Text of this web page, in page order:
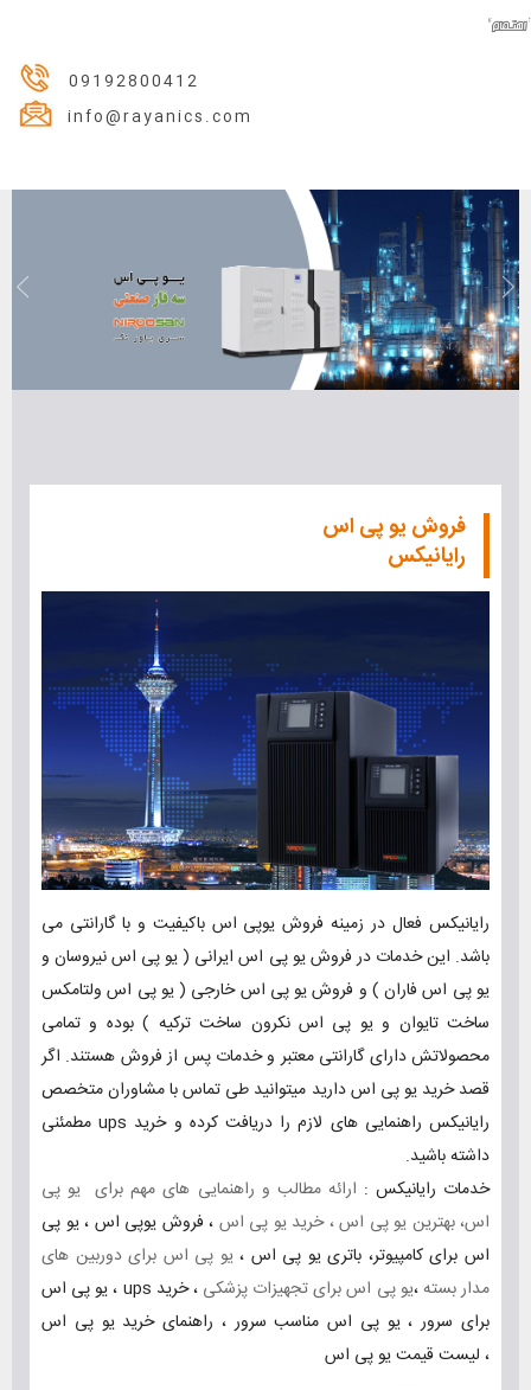
09192800412
info@rayanics.com
فروش یو پی اس
رایانیکس
رایانیکس فعال در زمینه فروش یوپی اس باکیفیت و با گارانتی می
باشد. این خدمات در فروش یو پی اس ایرانی ( یو پی اس نیروسان و
یو پی اس فاران ) و فروش یو پی اس خارجی ( یو پی اس ولتامکس
ساخت تایوان و یو پی اس نکرون ساخت ترکیه ) بوده و تمامی
محصولاتش دارای گارانتی معتبر و خدمات پس از فروش هستند. اگر
قصد خرید یو پی اس دارید میتوانید طی تماس با مشاوران متخصص
رایانیکس راهنمایی های لازم را دریافت کرده و خرید ups مطمئنی
داشته باشید.
خدمات رایانیکس : ارائه مطالب و راهنمایی های مهم برای یو پی
اس، بهترین یو پی اس ، خرید یو پی اس ، فروش یوپی اس ، یو پی
اس برای کامپیوتر، باتری یو پی اس ،یو پی اس برای دوربین های
مدار بسته،یو پی اس برای تجهیزات پزشکی ،خرید ups ،یو پی اس
برای سرور،یو پی اس مناسب سرور، راهنمای خرید یو پی اس
، لیست قیمت یو پی اس